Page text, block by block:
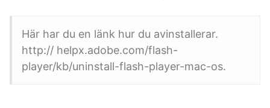
Här har du en länk hur du avinstallerar.
http:// helpx.adobe.com/flash-
player/kb/uninstall-flash-player-mac-os.